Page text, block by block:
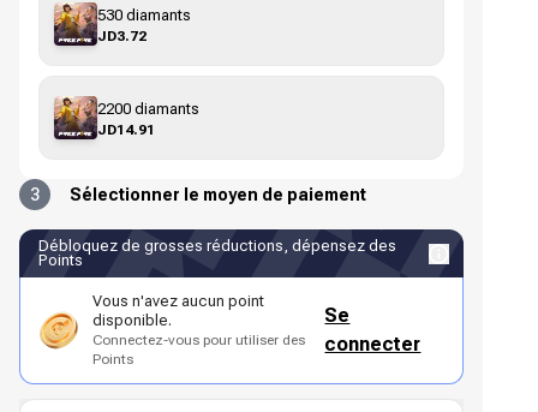
530 diamants
JD3.72
2200 diamants
JD14.91
3 Sélectionner le moyen de paiement
Débloquez de grosses réductions, dépensez des
Points
Vous n'avez aucun point
disponible.
Connectez-vous pour utiliser des
Points
Se
connecter